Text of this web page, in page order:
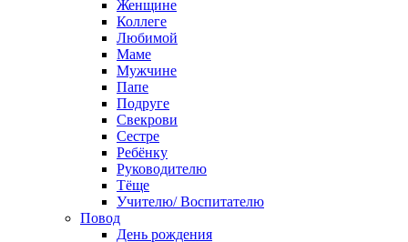
Женщине
Коллеге
Любимой
Маме
Мужчине
Папе
Подруге
Свекрови
Сестре
Ребёнку
Руководителю
Тёще
Учителю/ Воспитателю
Повод
День рождения